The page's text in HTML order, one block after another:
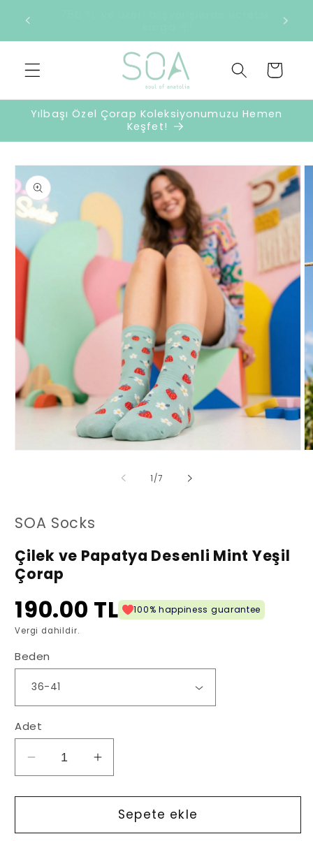
atla
Sepet
Yılbaşı Özel Çorap Koleksiyonumuzu Hemen
Keşfet!
Ürün
bilgisine
atla
1//7
SOA Socks
Çilek ve Papatya Desenli Mint Yeşil
Çorap
190.00 TL 100% happiness guarantee
Vergi dahildir.
Beden
Adet
Çilek
ve
Papatya
Mint
Çilek
ve
Papatya
Desenli
Mint
Sepete ekle